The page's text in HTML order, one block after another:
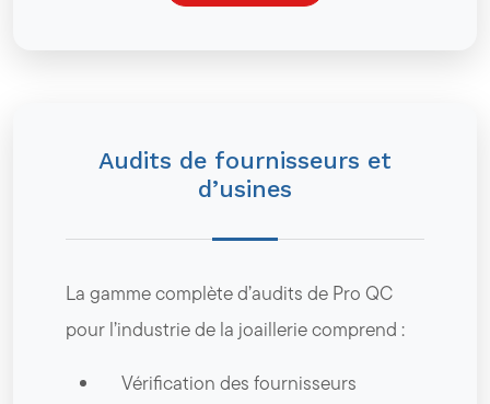
Audits de fournisseurs et
d’usines
La gamme complète d’audits de Pro QC
pour l’industrie de la joaillerie comprend :
Vérification des fournisseurs